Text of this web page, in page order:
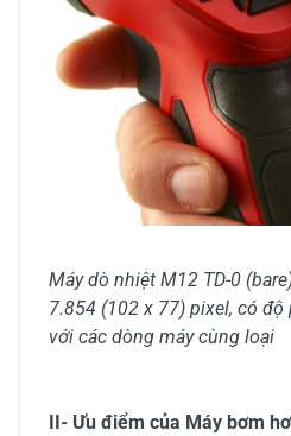
Máy dò nhiệt M12 TD-0
7.854 (102 x 77) pixel, có
với các dòng máy cùng loại
II- Ưu điểm của Máy bơm